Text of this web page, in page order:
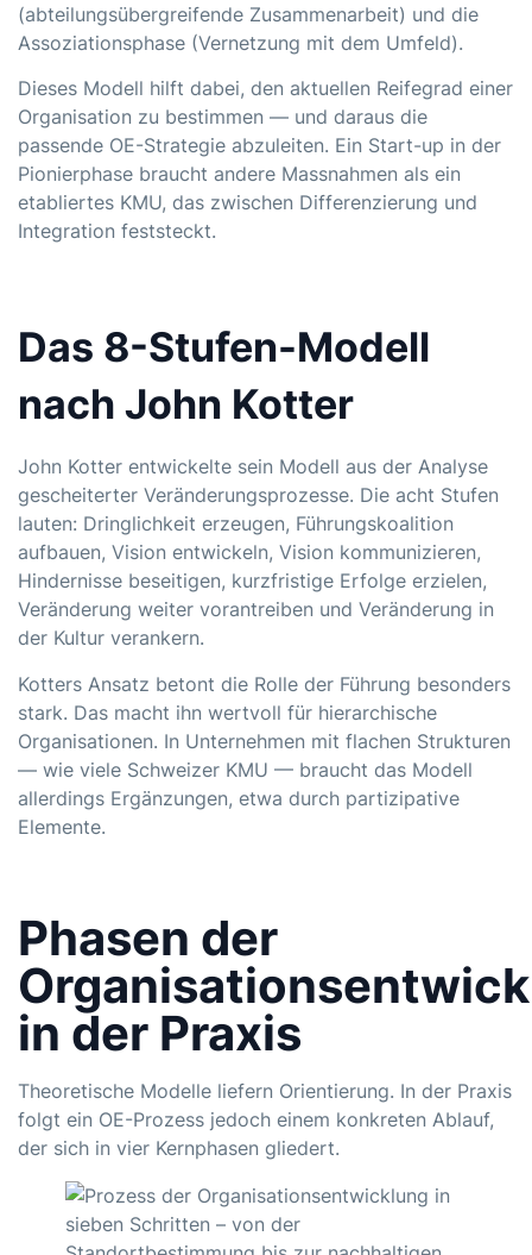
(abteilungsübergreifende Zusammenarbeit) und die
Assoziationsphase (Vernetzung mit dem Umfeld).
Dieses Modell hilft dabei, den aktuellen Reifegrad einer
Organisation zu bestimmen — und daraus die
passende OE-Strategie abzuleiten. Ein Start-up in der
Pionierphase braucht andere Massnahmen als ein
etabliertes KMU, das zwischen Differenzierung und
Integration feststeckt.
Das 8-Stufen-Modell
nach John Kotter
John Kotter entwickelte sein Modell aus der Analyse
gescheiterter Veränderungsprozesse. Die acht Stufen
lauten: Dringlichkeit erzeugen, Führungskoalition
aufbauen, Vision entwickeln, Vision kommunizieren,
Hindernisse beseitigen, kurzfristige Erfolge erzielen,
Veränderung weiter vorantreiben und Veränderung in
der Kultur verankern.
Kotters Ansatz betont die Rolle der Führung besonders
stark. Das macht ihn wertvoll für hierarchische
Organisationen. In Unternehmen mit flachen Strukturen
— wie viele Schweizer KMU — braucht das Modell
allerdings Ergänzungen, etwa durch partizipative
Elemente.
Phasen der
in der Praxis
Theoretische Modelle liefern Orientierung. In der Praxis
folgt ein OE-Prozess jedoch einem konkreten Ablauf,
der sich in vier Kernphasen gliedert.